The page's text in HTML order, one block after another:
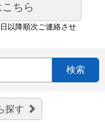
ちら
以降順次ご連絡させ
検索
探す